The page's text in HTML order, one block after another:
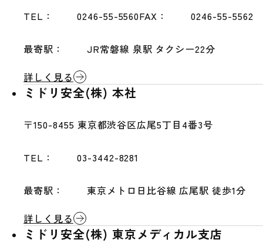
TEL： 0246-55-5560FAX： 0246-55-5562
最寄駅：
JR常磐線 泉駅 タクシー22分
詳しく見る
ミドリ安全(株) 本社
〒150-8455 東京都渋谷区広尾5丁目4番3号
TEL： 03-3442-8281
最寄駅：
東京メトロ日比谷線 広尾駅 徒歩1分
詳しく見る
ミドリ安全(株) 東京メディカル支店